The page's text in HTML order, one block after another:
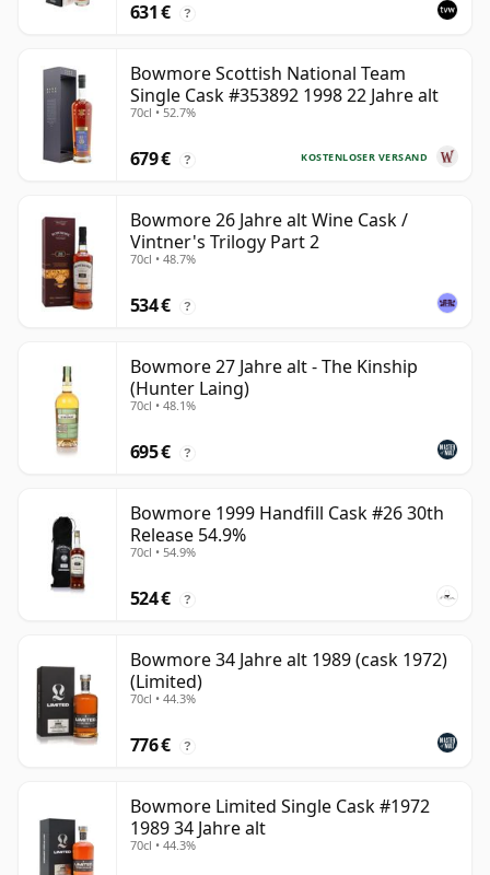
631 € ?
Bowmore Scottish National Team
Single Cask #353892 1998 22 Jahre alt
70cl • 52.7%
KOSTENLOSER VERSAND
679 € ?
Bowmore 26 Jahre alt Wine Cask /
Vintner's Trilogy Part 2
70cl • 48.7%
534 € ?
Bowmore 27 Jahre alt - The Kinship
(Hunter Laing)
70cl • 48.1%
695 € ?
Bowmore 1999 Handfill Cask #26 30th
Release 54.9%
70cl • 54.9%
524 € ?
Bowmore 34 Jahre alt 1989 (cask 1972)
(Limited)
70cl • 44.3%
776 € ?
Bowmore Limited Single Cask #1972
1989 34 Jahre alt
70cl • 44.3%